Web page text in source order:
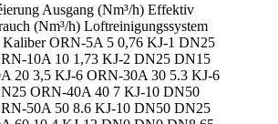
Ausgang (Nm³/h) Effektiv
(Nm³/h) Loftreinigungssystem
Kaliber ORN-5A 5 0,76 KJ-1 DN25
10A 10 1,73 KJ-2 DN25 DN15
20 3,5 KJ-6 ORN-30A 30 5.3 KJ-6
ORN-40A 40 7 KJ-10 DN50
50A 50 8.6 KJ-10 DN50 DN25